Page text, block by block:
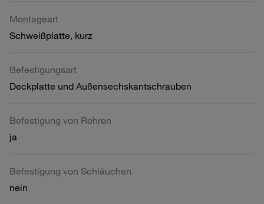
Montageart
Schweißplatte, kurz
Befestigungsart
Deckplatte und Außensechskantschrauben
Befestigung von Rohren
ja
Befestigung von Schläuchen
nein